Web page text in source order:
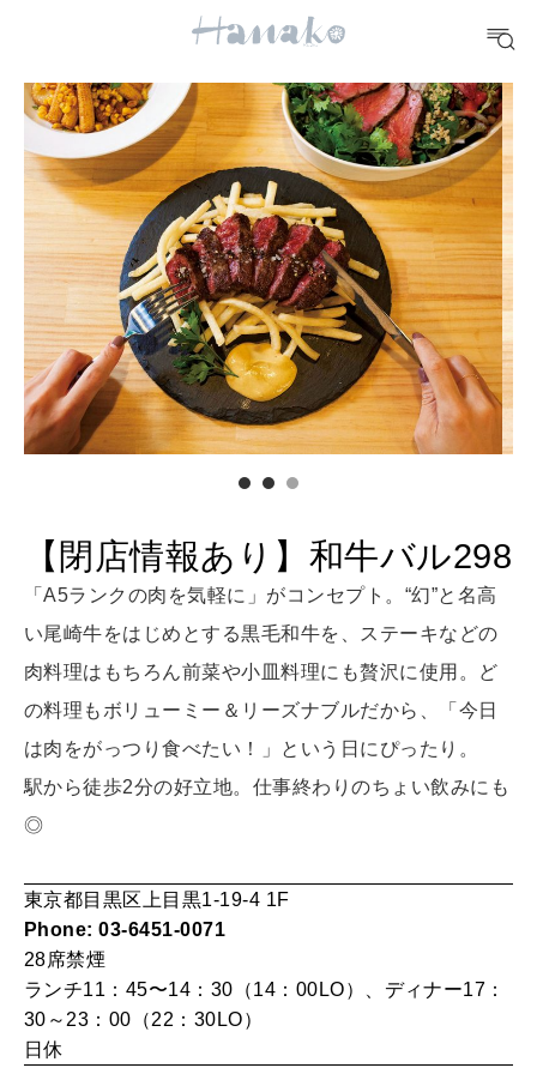
FOOD
おいしい
TRAVEL
どこ行く？
FORTUNE
明日のわたし
[12星座別] Weekly Holoscope
算命学がわかる今月のあなた
HEALTH
LEARN
知る、考える
ママもいろいろ
CULTURE
【閉店情報あり】和牛バル298
「A5ランクの肉を気軽に」がコンセプト。“幻”と名高
い尾崎牛をはじめとする黒毛和牛を、ステーキなどの
肉料理はもちろん前菜や小皿料理にも贅沢に使用。ど
の料理もボリューミー＆リーズナブルだから、「今日
は肉をがっつり食べたい！」という日にぴったり。
駅から徒歩2分の好立地。仕事終わりのちょい飲みにも
◎
東京都目黒区上目黒1-19-4 1F
Phone: 03-6451-0071
28席禁煙
ランチ11：45〜14：30（14：00LO）、ディナー17：
30～23：00（22：30LO）
日休